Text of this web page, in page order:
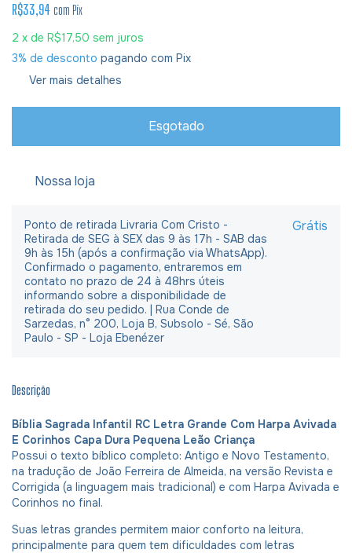
R$33,94 com Pix
2 x de R$17,50 sem juros
3% de desconto pagando com Pix
Ver mais detalhes
Nossa loja
Ponto de retirada Livraria Com Cristo -
Retirada de SEG à SEX das 9 às 17h - SAB das
9h às 15h (após a confirmação via WhatsApp).
Confirmado o pagamento, entraremos em
contato no prazo de 24 à 48hrs úteis
informando sobre a disponibilidade de
retirada do seu pedido. | Rua Conde de
Sarzedas, n° 200, Loja B, Subsolo - Sé, São
Paulo - SP - Loja Ebenézer
Grátis
Descrição
Bíblia Sagrada Infantil RC Letra Grande Com Harpa Avivada
E Corinhos Capa Dura Pequena Leão Criança
Possui o texto bíblico completo: Antigo e Novo Testamento,
na tradução de João Ferreira de Almeida, na versão Revista e
Corrigida (a linguagem mais tradicional) e com Harpa Avivada e
Corinhos no final.
Suas letras grandes permitem maior conforto na leitura,
principalmente para quem tem dificuldades com letras